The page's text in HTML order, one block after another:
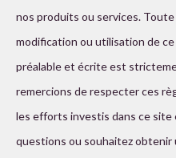
nos produits ou services.
modification ou utilisation de
préalable et écrite est
remercions de respecter ces
les efforts investis dans ce site
questions ou souhaitez obtenir